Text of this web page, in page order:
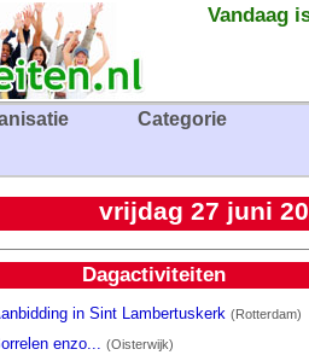
Vandaag
Categorie
vrijdag 27 juni
Dagactiviteiten
in Sint Lambertuskerk (Rotterdam)
enzo... (Oisterwijk)